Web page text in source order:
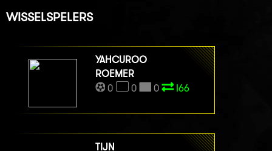
WISSELSPELERS
YAHCUROO
ROEMER
0
0 0 I66
TIJN